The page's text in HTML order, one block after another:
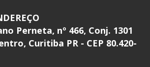
Perneta, nº 466, Conj. 1301
Curitiba PR - CEP 80.420-